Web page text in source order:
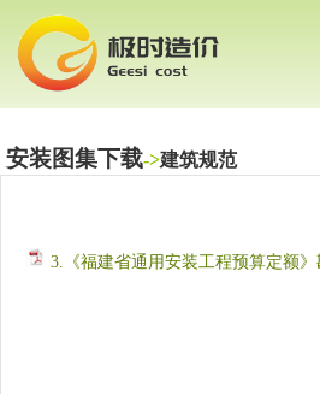
安装图集下载->建筑规范
3.《福建省通用安装工程预算定额